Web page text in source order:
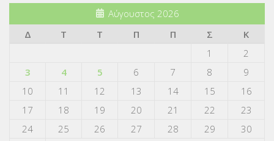
Αύγουστος 2026
Δ
Τ Τ Π Π Σ
Κ
1
2
3
4 5 6 7 8
9
10
11 12 13 14 15
16
17
18 19 20 21 22
23
24
25 26 27 28 29
30